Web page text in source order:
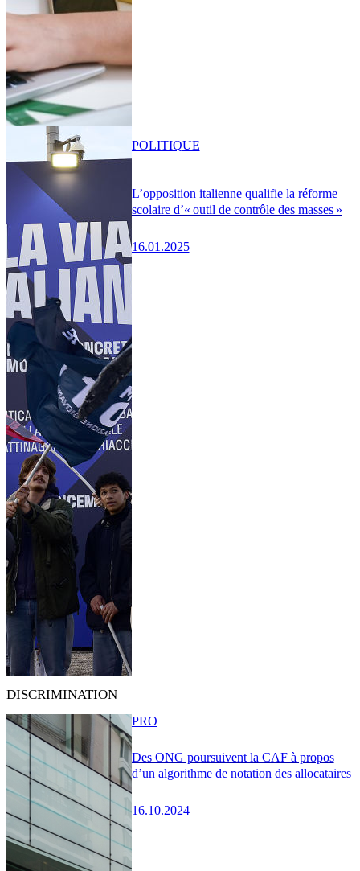
L’opposition italienne qualifie la réforme
scolaire d’« outil de contrôle des masses »
16.01.2025
POLITIQUE
DISCRIMINATION
Des ONG poursuivent la CAF à propos
d’un algorithme de notation des allocataires
16.10.2024
PRO